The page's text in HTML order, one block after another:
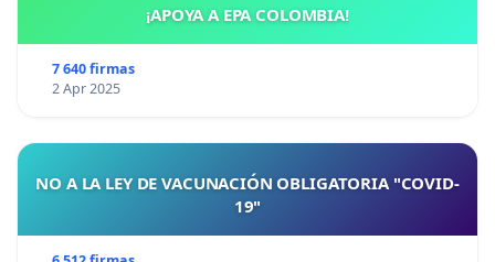
¡APOYA A EPA COLOMBIA!
7 640 firmas
2 Apr 2025
NO A LA LEY DE VACUNACIÓN OBLIGATORIA "COVID-
19"